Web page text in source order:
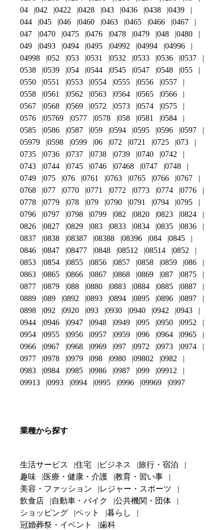
04
042 0422 0428 043 0436 0438
0439
044
045 046 0460 0463 0465 0466
0467
047
0470 0475 0476 0478 0479 048
0480
049
0493 0494 0495 04992 04994
04996
04998
052 053 0531 0532 0533 0536
0537
0538
0539 054 0544 0545 0547 0548
055
0550
0551 0553 0554 0555 0556
0557
0558
0561 0562 0563 0564 0565
0566
0567
0568 0569 0572 0573 0574
0575
0576
05769 0577 0578 058 0581
0584
0585
0586 0587 059 0594 0595 0596
0597
05979
0598 0599 06 072 0721 0725
073
0735
0736 0737 0738 0739 0740
0742
0743
0744 0745 0746 07468 0747
0748
0749
075 076 0761 0763 0765 0766
0767
0768
077 0770 0771 0772 0773 0774
0776
0778
0779 078 079 0790 0791 0794
0795
0796
0797 0798 0799 082 0820 0823
0824
0826
0827 0829 083 0833 0834 0835
0836
0837
0838 08387 08388 08396 084
0845
0846
0847 08477 0848 08512 08514
0852
0853
0854 0855 0856 0857 0858 0859
086
0863
0865 0866 0867 0868 0869 087
0875
0877
0879 088 0880 0883 0884 0885
0887
0889
089 0892 0893 0894 0895 0896
0897
0898
092 0920 093 0930 0940 0942
0943
0944
0946 0947 0948 0949 095 0950
0952
0954
0955 0956 0957 0959 096 0964
0965
0966
0967 0968 0969 097 0972 0973
0974
0977
0978 0979 098 0980 09802
0982
0983
0984 0985 0986 0987 099
09912
09913
0993 0994 0995 0996 09969 0997
業種から探す
生活サービス 住宅 ビジネス
旅行・宿泊
趣味
医療・健康・介護
教育・習い事
美容・ファッション
レジャー・スポーツ
飲食店
自動車・バイク
公共機関・団体
ショッピング
ペット
暮らし
冠婚葬祭・イベント
歯科